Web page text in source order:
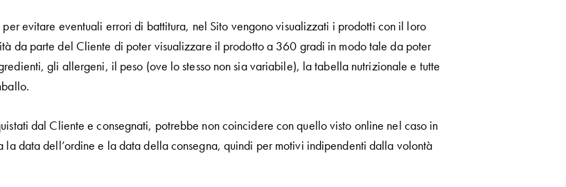
evitare eventuali errori di battitura, nel Sito vengono visualizzati i prodotti con il loro
da parte del Cliente di poter visualizzare il prodotto a 360 gradi in modo tale da poter
gli allergeni, il peso (ove lo stesso non sia variabile), la tabella nutrizionale e tutte
dal Cliente e consegnati, potrebbe non coincidere con quello visto online nel caso in
data dell’ordine e la data della consegna, quindi per motivi indipendenti dalla volontà